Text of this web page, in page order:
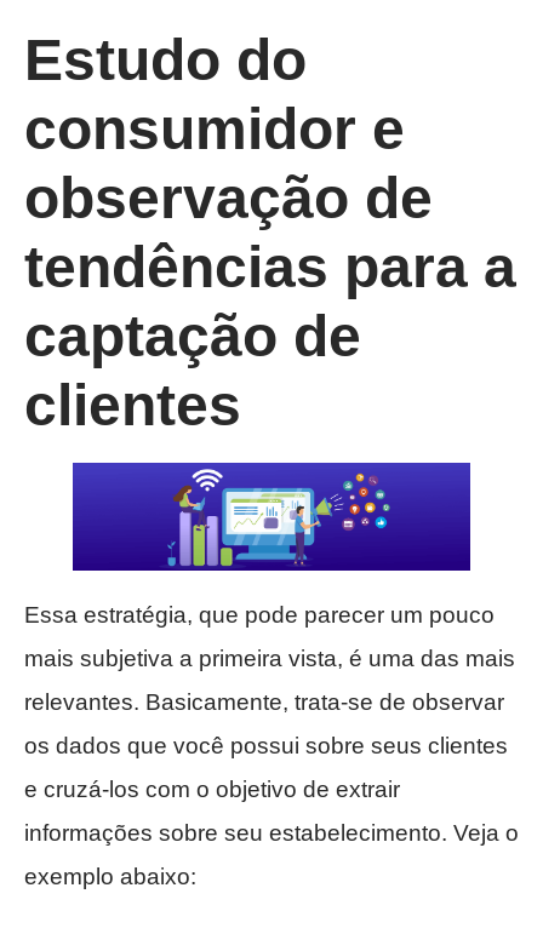
Estudo do
consumidor e
observação de
tendências para a
captação de
clientes
Essa estratégia, que pode parecer um pouco
mais subjetiva a primeira vista, é uma das mais
relevantes. Basicamente, trata-se de observar
os dados que você possui sobre seus clientes
e cruzá-los com o objetivo de extrair
informações sobre seu estabelecimento. Veja o
exemplo abaixo: